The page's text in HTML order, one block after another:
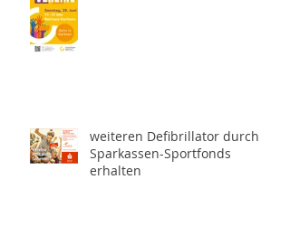
weiteren Defibrillator durch
Sparkassen-Sportfonds
erhalten